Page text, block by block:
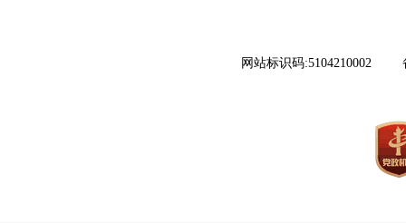
网站标识码:5104210002